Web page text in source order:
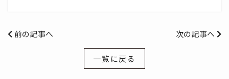
前の記事へ 次の記事へ
一覧に戻る